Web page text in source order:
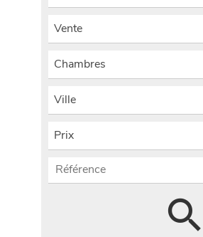
Vente
Chambres
Ville
Prix